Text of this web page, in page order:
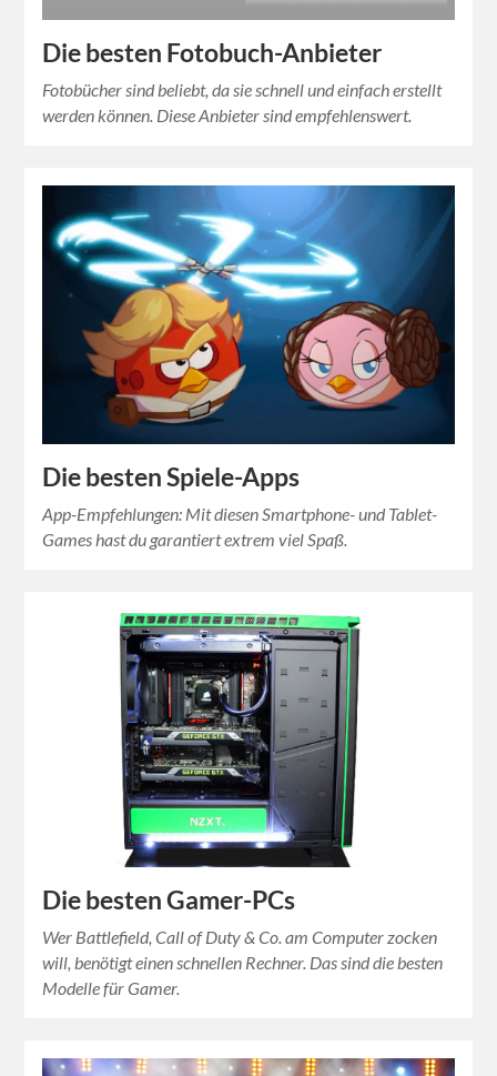
Die besten Fotobuch-Anbieter
Fotobücher sind beliebt, da sie schnell und einfach erstellt
werden können. Diese Anbieter sind empfehlenswert.
Die besten Spiele-Apps
App-Empfehlungen: Mit diesen Smartphone- und Tablet-
Games hast du garantiert extrem viel Spaß.
Die besten Gamer-PCs
Wer Battlefield, Call of Duty & Co. am Computer zocken
will, benötigt einen schnellen Rechner. Das sind die besten
Modelle für Gamer.